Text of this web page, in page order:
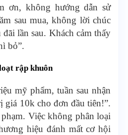
ơn, không hướng dẫn sử
sau mua, không lời chúc
lần sau. Khách cảm thấy
bỏ”.
rập khuôn
mỹ phẩm, tuần sau nhận
giá 10k cho đơn đầu tiên!”.
Việc không phân loại
hiệu đánh mất cơ hội